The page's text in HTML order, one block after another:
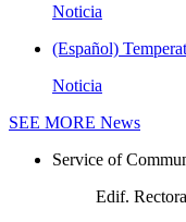
Noticia
(Español)
Noticia
SEE MORE News
Service of
Edif.